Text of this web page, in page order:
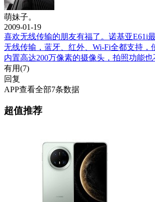
萌妹子。
2009-01-19
喜欢无线传输的朋友有福了。诺基亚E61i
无线传输，蓝牙、红外、Wi-Fi全都支持，
内置高达200万像素的摄像头，拍照功能也
有用(7)
回复
APP查看全部7条数据
超值推荐